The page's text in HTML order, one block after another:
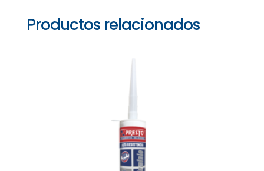
Productos relacionados